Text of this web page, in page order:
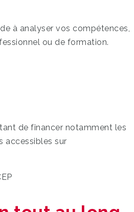
à analyser vos compétences,
ou de formation.
de financer notamment les
accessibles sur